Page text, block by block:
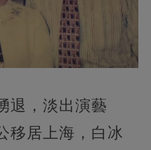
退，淡出演藝
移居上海，白冰